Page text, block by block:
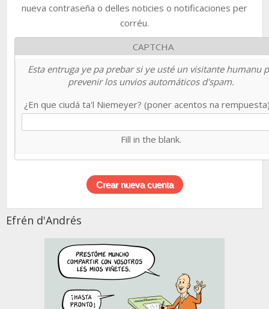
nueva contraseña o delles noticies o notificaciones per
corréu.
CAPTCHA
Esta entruga ye pa prebar si ye usté un visitante humanu
prevenir los unvios automáticos d'spam.
¿En que ciudá ta'l Niemeyer? (poner acentos na
Fill in the blank.
Efrén d'Andrés